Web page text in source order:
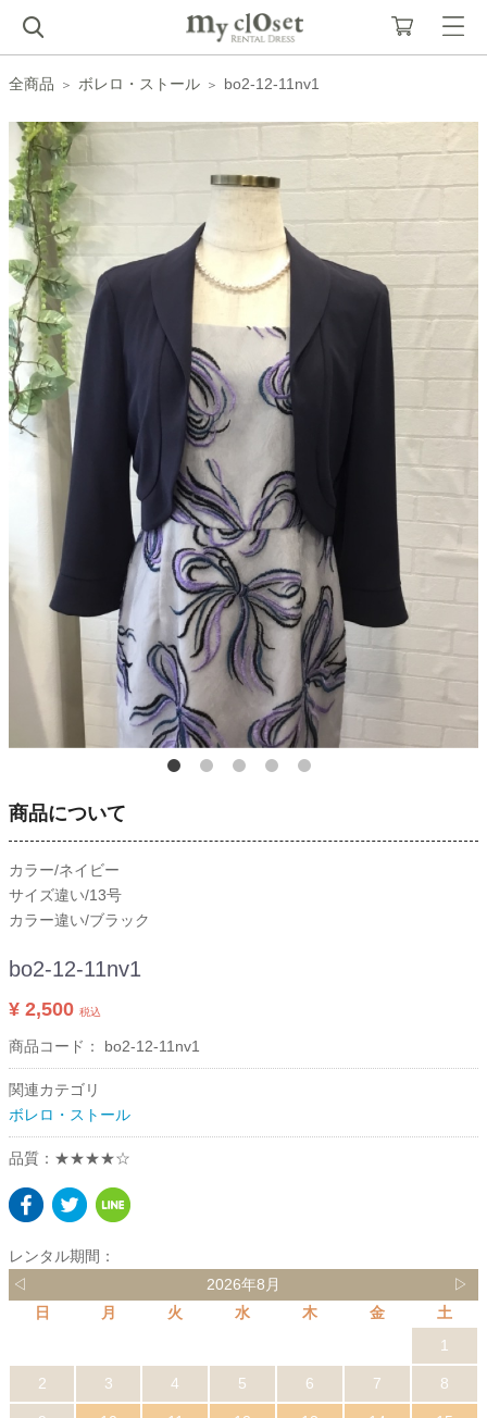
全商品 ボレロ・ストール bo2-12-11nv1
商品について
カラー/ネイビー
サイズ違い/13号
カラー違い/ブラック
bo2-12-11nv1
¥ 2,500 税込
商品コード： bo2-12-11nv1
関連カテゴリ
ボレロ・ストール
品質：★★★★☆
レンタル期間：
◁
2026年8月
▷
日
月 火 水 木 金
土
1
2 3 4 5 6 7 8